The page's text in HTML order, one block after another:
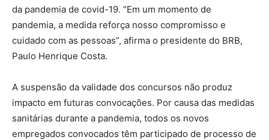
da pandemia de covid-19. “Em um momento de
pandemia, a medida reforça nosso compromisso e
cuidado com as pessoas”, afirma o presidente do BRB,
Paulo Henrique Costa.
A suspensão da validade dos concursos não produz
impacto em futuras convocações. Por causa das medidas
sanitárias durante a pandemia, todos os novos
empregados convocados têm participado de processo de